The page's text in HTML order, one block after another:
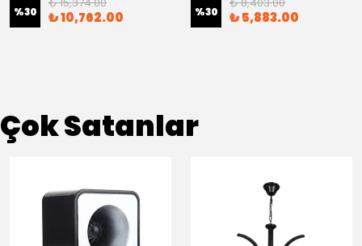
%30 ₺ 10,762.00 %30 ₺ 5,883.00
Çok Satanlar